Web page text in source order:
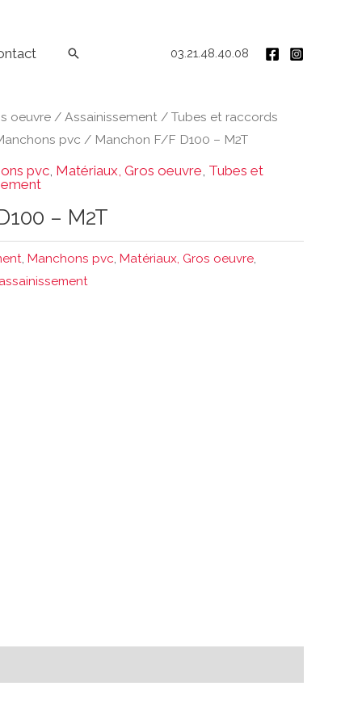
Rechercher 03.21.48.40.08
oeuvre / Assainissement / Tubes et raccords
pvc / Manchon F/F D100 – M2T
pvc Matériaux, Gros oeuvre Tubes et
– M2T
, Manchons pvc, Matériaux, Gros oeuvre,